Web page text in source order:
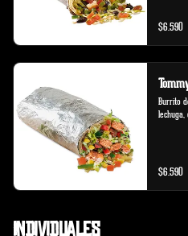
$6.590
Burrito
$6.590
Individuales